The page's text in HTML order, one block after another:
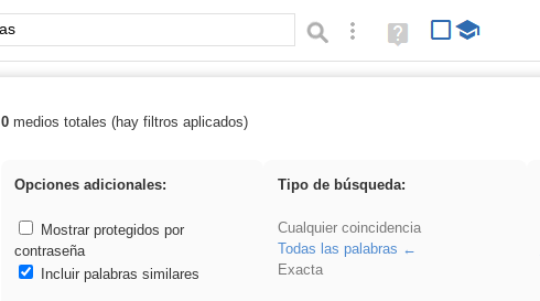
o frase: Búsqueda avanzada
Ayuda
(en
Resultados de: Asturias
0medios totales (hay filtros aplicados)
Opciones adicionales:
Mostrar protegidos por
contraseña
Incluir palabras similares
Tipo de búsqueda:
Cualquier coincidencia
Todas las palabras
Exacta